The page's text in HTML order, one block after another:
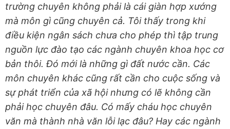
trường chuyên không phải là cái giàn hợp xướng
mà môn gì cũng chuyên cả. Tôi thấy trong khi
điều kiện ngân sách chưa cho phép thì tập trung
nguồn lực đào tạo các ngành chuyên khoa học cơ
bản thôi. Đó mới là những gì đất nước cần. Các
môn chuyên khác cũng rất cần cho cuộc sống và
sự phát triển của xã hội nhưng có lẽ không cần
phải học chuyên đâu. Có mấy cháu học chuyên
văn mà thành nhà văn lỗi lạc đâu? Hay các ngành